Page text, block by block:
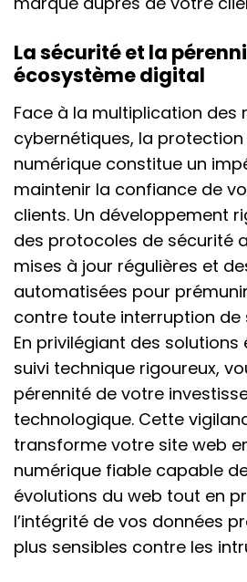
La sécurité et la
écosystème digital
Face à la multiplication des
cybernétiques, la
numérique constitue un
maintenir la confiance de
clients. Un développement
des protocoles de sécurité
mises à jour régulières et
automatisées pour
contre toute interruption de
En privilégiant des solutions
suivi technique rigoureux,
pérennité de votre
technologique. Cette
transforme votre site web
numérique fiable capable
évolutions du web tout en
l’intégrité de vos données
plus sensibles contre les